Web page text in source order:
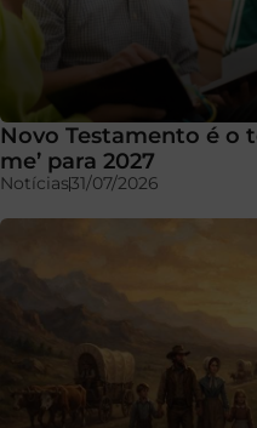
Novo Testamento é o
me’ para 2027
Notícias31/07/2026